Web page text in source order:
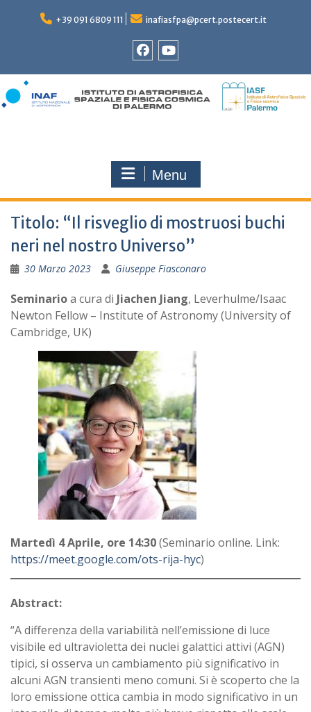
+39 091 6809 111 inafiasfpa@pcert.postecert.it
Menu
Titolo: “Il risveglio di mostruosi buchi
neri nel nostro Universo”
30 Marzo 2023 Giuseppe Fiasconaro
Seminarioa cura di Jiachen Jiang, Leverhulme/Isaac
Newton Fellow – Institute of Astronomy (University of
Cambridge, UK)
Martedì 4 Aprile, ore 14:30(Seminario online. Link:
https://meet.google.com/ots-rija-hyc)
Abstract:
“A differenza della variabilità nell’emissione di luce
visibile ed ultravioletta dei nuclei galattici attivi (AGN)
tipici, si osserva un cambiamento più significativo in
alcuni AGN transienti meno comuni. Si è scoperto che la
loro emissione ottica cambia in modo significativo in un